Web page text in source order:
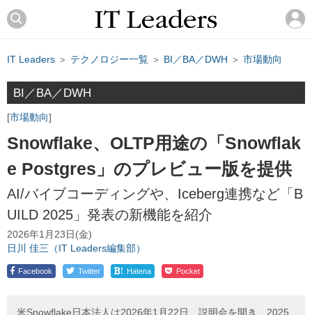
IT Leaders ＞ テクノロジー一覧 ＞ BI／BA／DWH ＞ 市場動向
BI／BA／DWH
市場動向
Snowflake、OLTP用途の「Snowflak
e Postgres」のプレビュー版を提供
AI/バイブコーディングや、Iceberg連携など「B
UILD 2025」発表の新機能を紹介
2026年1月23日(金)
日川 佳三（IT Leaders編集部）
Facebook Twitter ! Hatena Pocket
米Snowflake日本法人は2026年1月22日、説明会を開き、2025